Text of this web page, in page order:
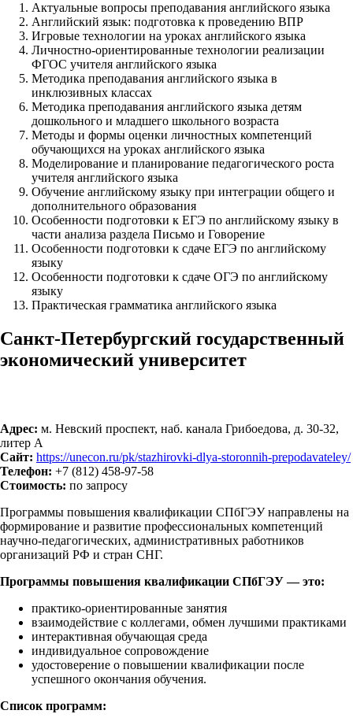
Актуальные вопросы преподавания английского языка
Английский язык: подготовка к проведению ВПР
Игровые технологии на уроках английского языка
Личностно-ориентированные технологии реализации
ФГОС учителя английского языка
Методика преподавания английского языка в
инклюзивных классах
Методика преподавания английского языка детям
дошкольного и младшего школьного возраста
Методы и формы оценки личностных компетенций
обучающихся на уроках английского языка
Моделирование и планирование педагогического роста
учителя английского языка
Обучение английскому языку при интеграции общего и
дополнительного образования
Особенности подготовки к ЕГЭ по английскому языку в
части анализа раздела Письмо и Говорение
Особенности подготовки к сдаче ЕГЭ по английскому
языку
Особенности подготовки к сдаче ОГЭ по английскому
языку
Практическая грамматика английского языка
Санкт-Петербургский государственный
экономический университет
Адрес: м. Невский проспект, наб. канала Грибоедова, д. 30-32,
литер А
Сайт: https://unecon.ru/pk/stazhirovki-dlya-storonnih-prepodavateley/
Телефон: +7 (812) 458-97-58
Стоимость: по запросу
Программы повышения квалификации СПбГЭУ направлены на
формирование и развитие профессиональных компетенций
научно-педагогических, административных работников
организаций РФ и стран СНГ.
Программы повышения квалификации СПбГЭУ — это:
практико-ориентированные занятия
взаимодействие с коллегами, обмен лучшими практиками
интерактивная обучающая среда
индивидуальное сопровождение
удостоверение о повышении квалификации после
успешного окончания обучения.
Список программ: